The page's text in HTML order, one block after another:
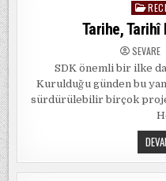
Tarihe, Tarihî
SEVARE
SDK önemli bir ilke
Kurulduğu günden bu
sürdürülebilir birçok